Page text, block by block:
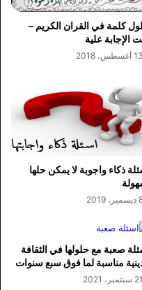
كلمة في القران الكريم –
الإجابة علية
13 أغسطس، 2018
ذكاء واجوبة لا يمكن حلها
2019
صعبة مع حلولها في الثقافة
مناسبة لما فوق سبع سنوات
21 سبتمبر، 2021